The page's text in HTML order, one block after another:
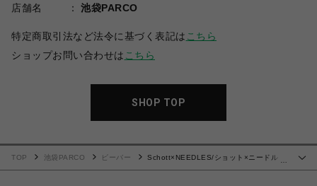
店舗名
池袋PARCO
特定商取引法など法令に基づく表記は こちら
ショップお問い合わせは こちら
SHOP TOP
TOP 池袋PARCO ビーバー
Schott×NEEDLES/ショット×ニードル